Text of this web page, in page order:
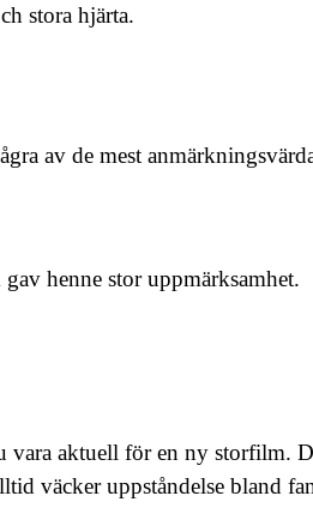
stora hjärta.
av de mest
henne stor uppmärksamhet.
aktuell för en ny storfilm.
väcker uppståndelse bland